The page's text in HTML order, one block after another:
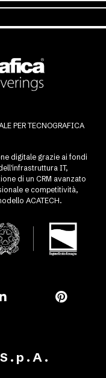
PER TECNOGRAFICA
digitale grazie ai fondi
IT,
di un CRM avanzato
e competitività,
ACATECH.
. p . A .